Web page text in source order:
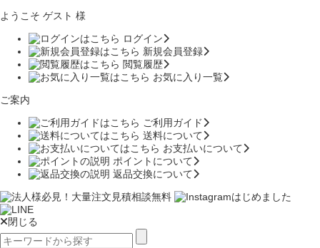
ようこそ ゲスト 様
ログイン
新規会員登録
閲覧履歴
お気に入り一覧
ご案内
ご利用ガイド
送料について
お支払いについて
ポイントについて
返品交換について
閉じる